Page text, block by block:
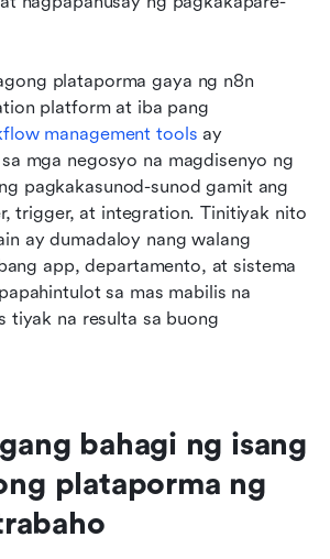
plataporma gaya ng n8n
platform at iba pang
management tools ay
mga negosyo na magdisenyo ng
pagkakasunod-sunod gamit ang
trigger, at integration. Tinitiyak nito
ay dumadaloy nang walang
app, departamento, at sistema
sa mas mabilis na
tiyak na resulta sa buong
bahagi ng isang
plataporma ng